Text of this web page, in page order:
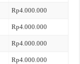
Rp4.000.000
Rp4.000.000
Rp4.000.000
Rp4.000.000